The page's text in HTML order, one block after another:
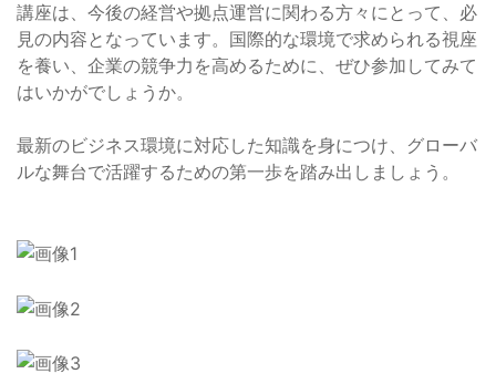
講座は、今後の経営や拠点運営に関わる方々にとって、必
見の内容となっています。国際的な環境で求められる視座
を養い、企業の競争力を高めるために、ぜひ参加してみて
はいかがでしょうか。
最新のビジネス環境に対応した知識を身につけ、グローバ
ルな舞台で活躍するための第一歩を踏み出しましょう。